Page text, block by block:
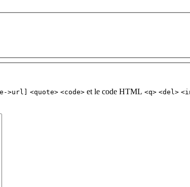
>url] <quote> <code> et le code HTML <q> <del>